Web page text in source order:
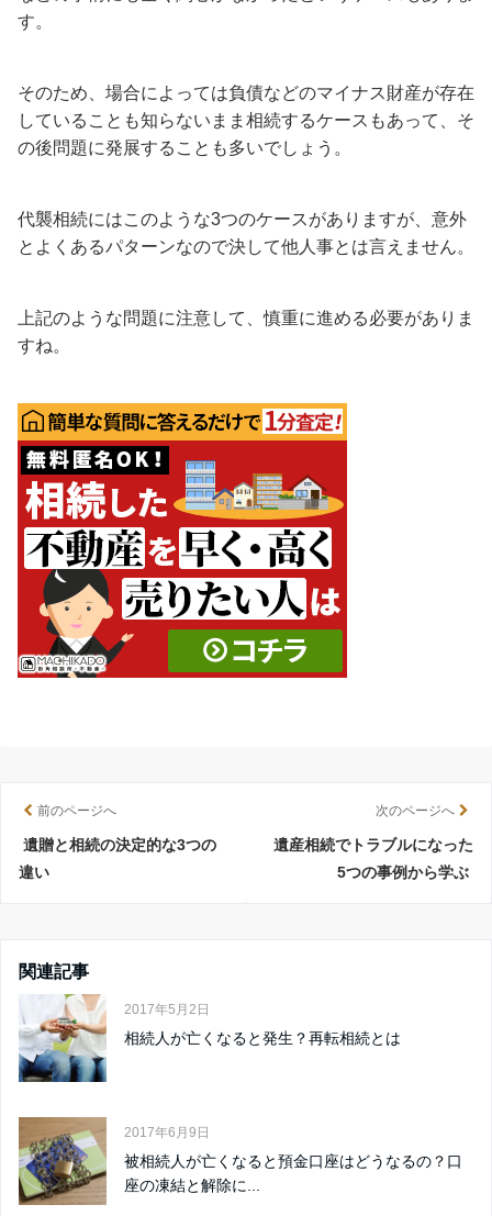
す。
そのため、場合によっては負債などのマイナス財産が存在
していることも知らないまま相続するケースもあって、そ
の後問題に発展することも多いでしょう。
代襲相続にはこのような3つのケースがありますが、意外
とよくあるパターンなので決して他人事とは言えません。
上記のような問題に注意して、慎重に進める必要がありま
すね。
前のページへ
遺贈と相続の決定的な3つの
違い
次のページへ
遺産相続でトラブルになった
5つの事例から学ぶ
関連記事
2017年5月2日
相続人が亡くなると発生？再転相続とは
2017年6月9日
被相続人が亡くなると預金口座はどうなるの？口
座の凍結と解除に...